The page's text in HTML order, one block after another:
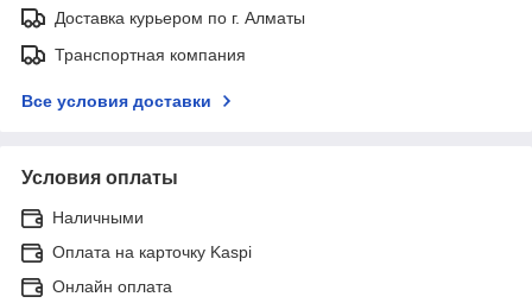
Доставка курьером по г. Алматы
Транспортная компания
Все условия доставки
Условия оплаты
Наличными
Оплата на карточку Kaspi
Онлайн оплата